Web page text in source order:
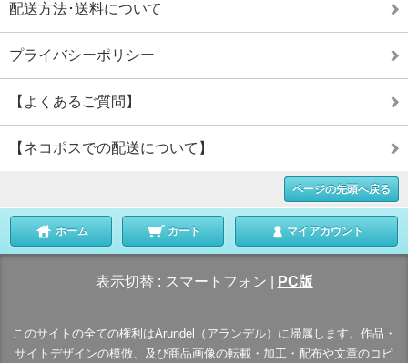
配送方法･送料について
プライバシーポリシー
【よくあるご質問】
【ネコポスでの配送について】
ページの先頭へ戻る
ホーム カート マイアカウント
表示切替 : スマートフォン PC版
このサイトの全ての権利はArundel（アランデル）に帰属します。作品・
サイトデザインの模倣、及び商品画像の転載・加工・配布や文章のコピ